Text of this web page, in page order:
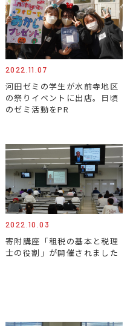
2022.11.07
河田ゼミの学生が水前寺地区
の祭りイベントに出店。日頃
のゼミ活動をPR
2022.10.03
寄附講座「租税の基本と税理
士の役割」が開催されました